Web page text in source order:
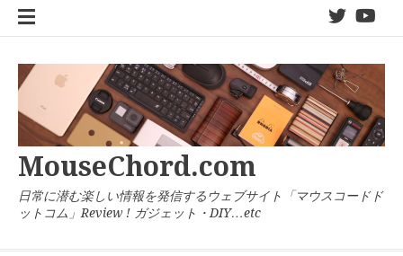
twitter
MouseChord.com
日常に潜む楽しい情報を発信するウェブサイト「マウスコードド
ットコム」Review ! ガジェット・DIY…etc